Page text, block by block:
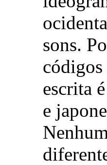
sons.
códigos
escrita
e